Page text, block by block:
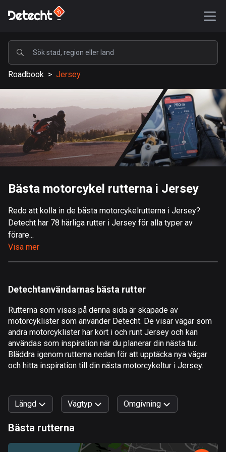
POPULÄRA
USA
587650 rutter
Sverige
203440 rutter
Storbritannien
115242 rutter
9 rutter
182 rutter
Algeriet
175 rutter
Amerikanska Jungfruöarna
1 rutt
Angola
Antigua och Barbuda
Roadbook > Jersey
Bästa motorcykel rutterna i Jersey
Redo att kolla in de bästa motorcykelrutterna i Jersey?
Detecht har 78 härliga rutter i Jersey för alla typer av
förare...
Visa mer
Detechtanvändarnas bästa rutter
Rutterna som visas på denna sida är skapade av
motorcyklister som använder Detecht. De visar vägar som
andra motorcyklister har kört i och runt Jersey och kan
användas som inspiration när du planerar din nästa tur.
Bläddra igenom rutterna nedan för att upptäcka nya vägar
och hitta inspiration till din nästa motorcykeltur i Jersey.
Längd Vägtyp Omgivning
Bästa rutterna